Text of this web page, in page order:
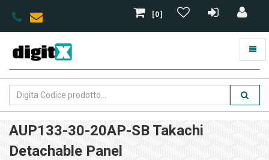
[0]
AUP133-30-20AP-SB Takachi
Detachable Panel